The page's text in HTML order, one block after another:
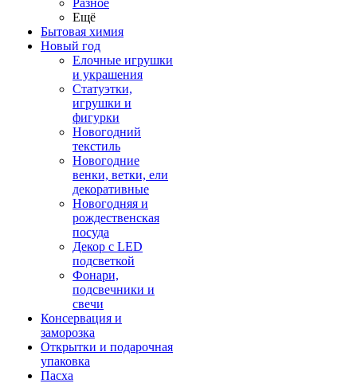
Разное
Ещё
Бытовая химия
Новый год
Елочные игрушки
и украшения
Статуэтки,
игрушки и
фигурки
Новогодний
текстиль
Новогодние
венки, ветки, ели
декоративные
Новогодняя и
рождественская
посуда
Декор с LED
подсветкой
Фонари,
подсвечники и
свечи
Консервация и
заморозка
Открытки и подарочная
упаковка
Пасха